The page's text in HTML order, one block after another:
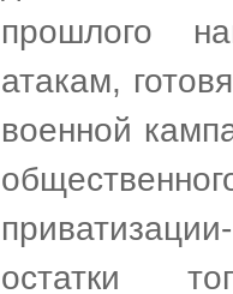
прошлого
атакам,
военной
остатки